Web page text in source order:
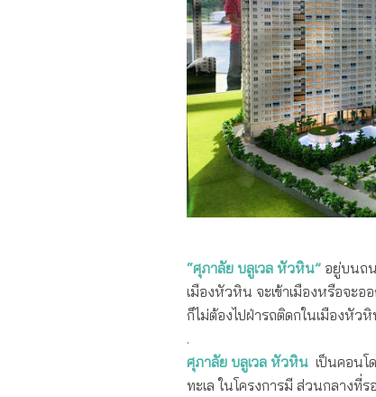
“ศุภาลัย บลูเวล หัวหิน” อยู่บนถ
เมืองหัวหิน จะเข้าเมืองหรือจะอ
ก็ไม่ต้องไปฝ่ารถติดกในเมืองหัว
.
ศุภาลัย บลูเวล หัวหิน เป็นคอนโ
ทะเล ในโครงการมี ส่วนกลาง